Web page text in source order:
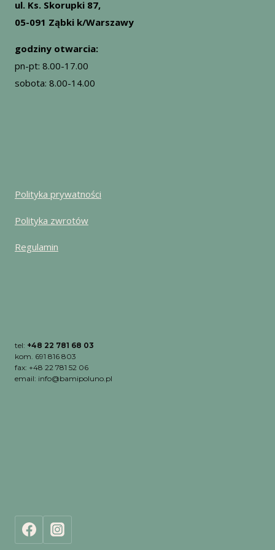
ul. Ks. Skorupki 87,
05-091 Ząbki k/Warszawy
godziny otwarcia:
pn-pt: 8.00-17.00
sobota: 8.00-14.00
Polityka prywatności
Polityka zwrotów
Regulamin
tel: +48 22 781 68 03
kom. 691 816 803
fax: +48 22 781 52 06
email: info@bamipoluno.pl